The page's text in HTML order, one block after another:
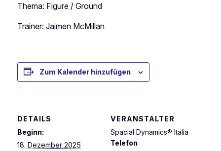
Thema: Figure / Ground
Trainer: Jaimen McMillan
Zum Kalender hinzufügen
DETAILS
Beginn:
18. Dezember 2025
VERANSTALTER
Spacial Dynamics® Italia
Telefon